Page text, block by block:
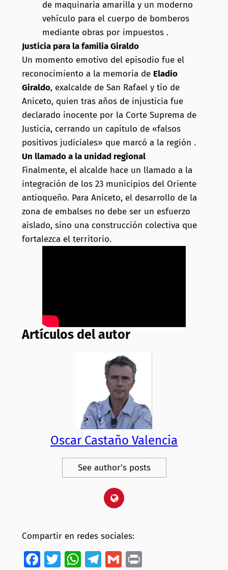
de maquinaria amarilla y un moderno
vehículo para el cuerpo de bomberos
mediante obras por impuestos .
Justicia para la familia Giraldo
Un momento emotivo del episodio fue el
reconocimiento a la memoria de Eladio
Giraldo, exalcalde de San Rafael y tío de
Aniceto, quien tras años de injusticia fue
declarado inocente por la Corte Suprema de
Justicia, cerrando un capítulo de «falsos
positivos judiciales» que marcó a la región .
Un llamado a la unidad regional
Finalmente, el alcalde hace un llamado a la
integración de los 23 municipios del Oriente
antioqueño. Para Aniceto, el desarrollo de la
zona de embalses no debe ser un esfuerzo
aislado, sino una construcción colectiva que
fortalezca el territorio.
Artículos del autor
Oscar Castaño Valencia
See author's posts
Compartir en redes sociales:
Facebook
Twitter
WhatsApp
Telegram
GmailPrint